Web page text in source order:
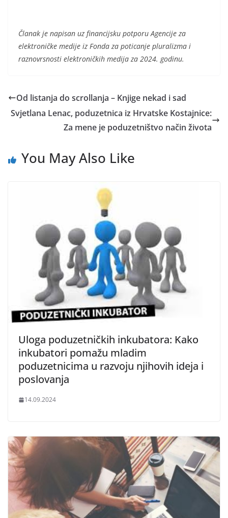
Članak je napisan uz financijsku potporu Agencije za
elektroničke medije iz Fonda za poticanje pluralizma i
raznovrsnosti elektroničkih medija za 2024. godinu.
Od listanja do scrollanja – Knjige nekad i sad
Svjetlana Lenac, poduzetnica iz Hrvatske Kostajnice:
Za mene je poduzetništvo način života
You May Also Like
Uloga poduzetničkih inkubatora: Kako
inkubatori pomažu mladim
poduzetnicima u razvoju njihovih ideja i
poslovanja
14.09.2024